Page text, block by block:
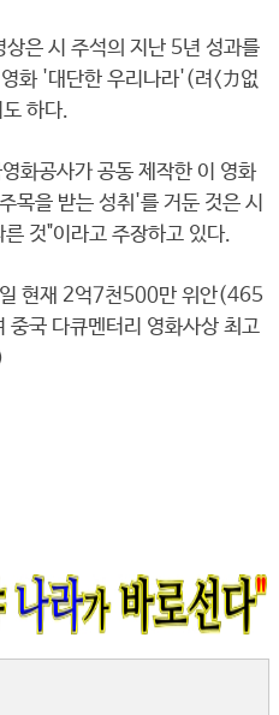
은 시 주석의 지난 5년 성과를
화 '대단한 우리나라'(려<力없
하다.
화공사가 공동 제작한 이 영화
목을 받는 성취'를 거둔 것은 시
것"이라고 주장하고 있다.
현재 2억7천500만 위안(465
중국 다큐멘터리 영화사상 최고